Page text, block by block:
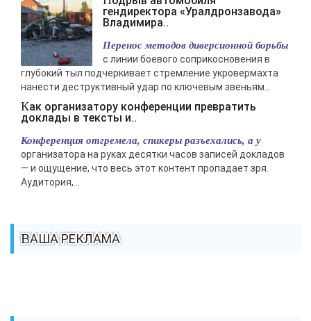
гендиректора «Уралдронзавода»
Владимира..
Перенос методов диверсионной борьбы
с линии боевого соприкосновения в
глубокий тыл подчеркивает стремление укровермахта
нанести деструктивный удар по ключевым звеньям...
Как организатору конференции превратить
доклады в тексты и..
Конференция отгремела, спикеры разъехались, а у
организатора на руках десятки часов записей докладов
— и ощущение, что весь этот контент пропадает зря.
Аудитория,...
ВАША РЕКЛАМА